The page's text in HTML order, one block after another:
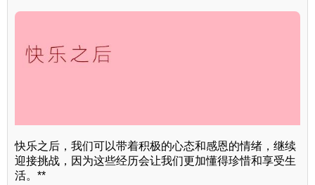
快乐之后，我们可以带着积极的心态和感恩的情绪，继续
迎接挑战，因为这些经历会让我们更加懂得珍惜和享受生
活。**